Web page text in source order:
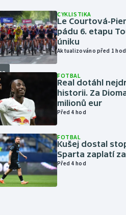
CYKLISTIKA
Le Courtová-
pádu 6. etapu
úniku
Aktualizováno před 1 hod
FOTBAL
Real dotáhl
historii. Za
milionů eur
Před 4 hod
FOTBAL
Kušej dostal
Sparta zaplatí
Před 4 hod